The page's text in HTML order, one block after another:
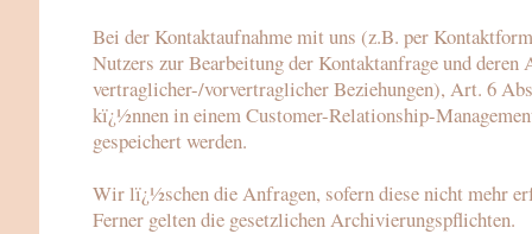
Bei der Kontaktaufnahme mit uns (z.B. per
Nutzers zur Bearbeitung der Kontaktanfrage und
vertraglicher-/vorvertraglicher Beziehungen), Art. 6
kï¿½nnen in einem Customer-Relationship-
gespeichert werden.
Wir lï¿½schen die Anfragen, sofern diese nicht mehr
Ferner gelten die gesetzlichen Archivierungspflichten.